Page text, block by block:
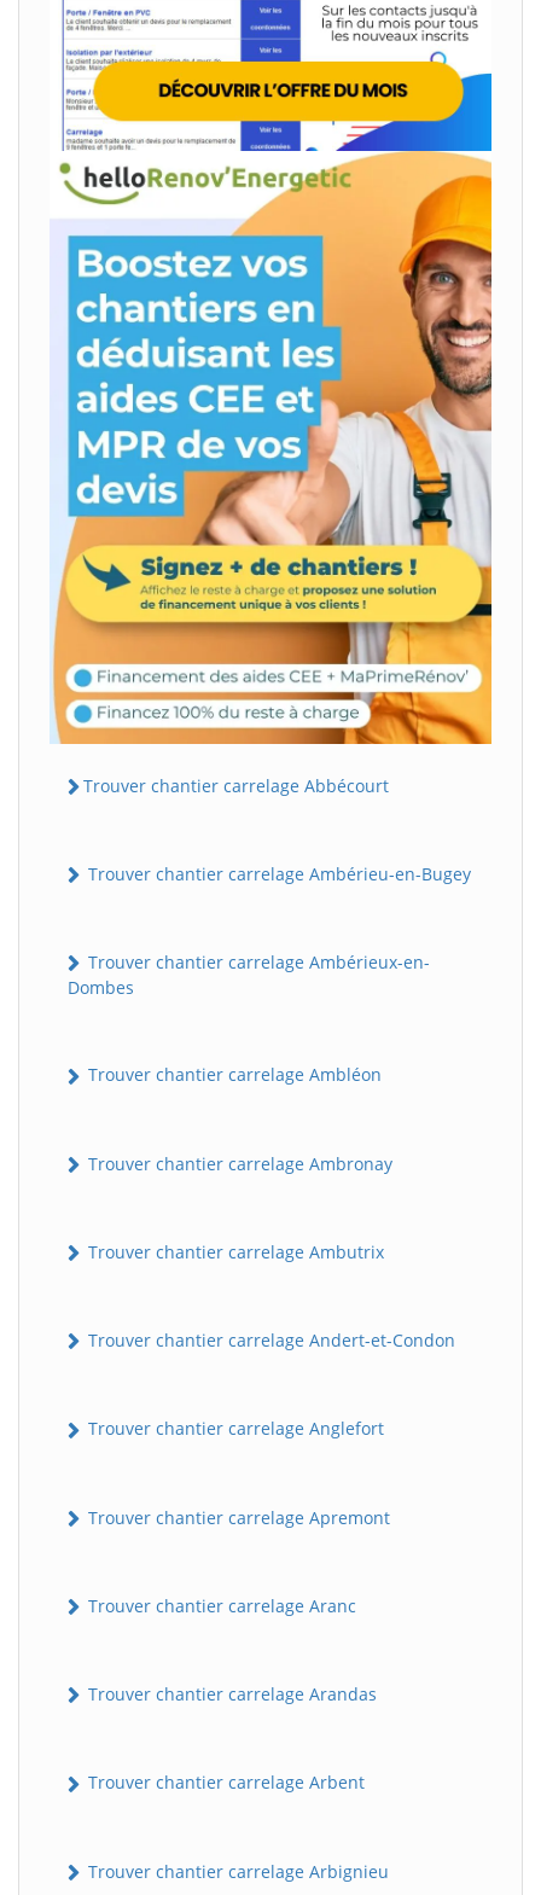
Trouver chantier carrelage Abbécourt
Trouver chantier carrelage Ambérieu-en-Bugey
Trouver chantier carrelage Ambérieux-en-
Dombes
Trouver chantier carrelage Ambléon
Trouver chantier carrelage Ambronay
Trouver chantier carrelage Ambutrix
Trouver chantier carrelage Andert-et-Condon
Trouver chantier carrelage Anglefort
Trouver chantier carrelage Apremont
Trouver chantier carrelage Aranc
Trouver chantier carrelage Arandas
Trouver chantier carrelage Arbent
Trouver chantier carrelage Arbignieu